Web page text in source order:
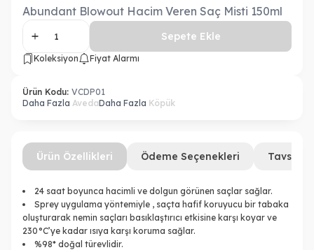
Abundant Blowout Hacim Veren Saç Misti 150ml
Sepete Ekle
Koleksiyon Fiyat Alarmı
Ürün Kodu: VCDP01
Daha Fazla AvedaDaha Fazla Köpük
Ürün Özellikleri Ödeme Seçenekleri Tavsiye
24 saat boyunca hacimli ve dolgun görünen saçlar sağlar.
Sprey uygulama yöntemiyle , saçta hafif koruyucu bir tabaka
oluşturarak nemin saçları basıklaştırıcı etkisine karşı koyar ve
230°C’ye kadar ısıya karşı koruma sağlar.
%98* doğal türevlidir.